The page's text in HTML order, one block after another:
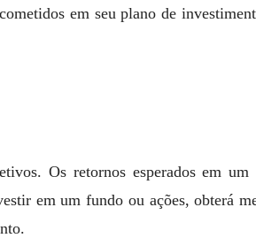
em seu plano de
Os retornos esperados em
em um fundo ou ações, obterá